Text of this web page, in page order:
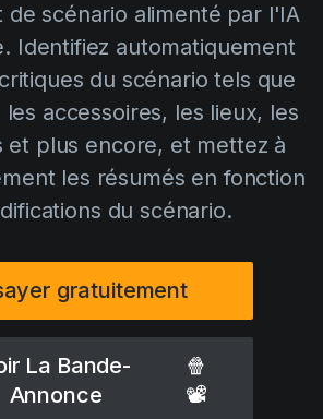
de scénario alimenté par l'IA
Identifiez automatiquement
du scénario tels que
accessoires, les lieux, les
et plus encore, et mettez à
les résumés en fonction
du scénario.
gratuitement
La Bande-
Annonce
🍿
📽